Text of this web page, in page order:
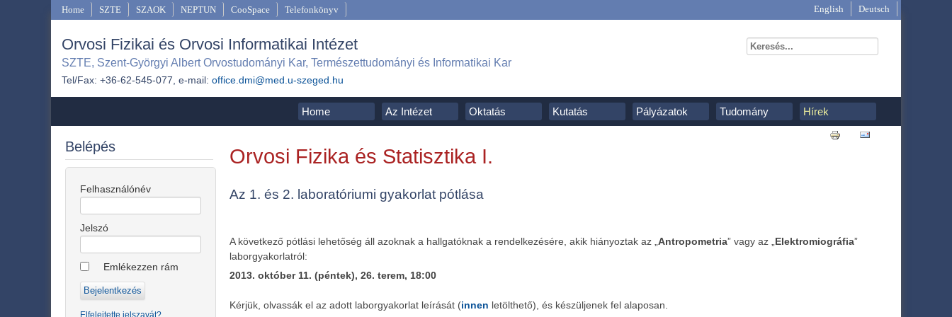
Home SZTE SZAOK NEPTUN CooSpace Telefonkönyv
Orvosi Fizikai és Orvosi Informatikai Intézet
SZTE, Szent-Györgyi Albert Orvostudományi Kar, Természettudományi és Informatikai Kar
Tel/Fax: +36-62-545-077, e-mail: office.dmi@med.u-szeged.hu
English Deutsch
Home Az Intézet Oktatás Kutatás Pályázatok Tudomány Hírek
Belépés
Felhasználónév
Jelszó
Emlékezzen rám
Elfelejtette jelszavát?
Orvosi Fizika és Statisztika I.
Az 1. és 2. laboratóriumi gyakorlat pótlása
A következő pótlási lehetőség áll azoknak a hallgatóknak a rendelkezésére, akik hiányoztak az „Antropometria” vagy az „Elektromiográfia”
laborgyakorlatról:
2013. október 11. (péntek), 26. terem, 18:00
Kérjük, olvassák el az adott laborgyakorlat leírását (innen letölthető), és készüljenek fel alaposan.